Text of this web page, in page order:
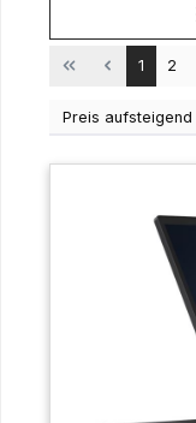
Seite
1 Seite
2